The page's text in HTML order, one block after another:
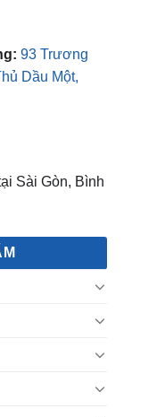
93 Trương
Dầu Một,
Sài Gòn, Bình